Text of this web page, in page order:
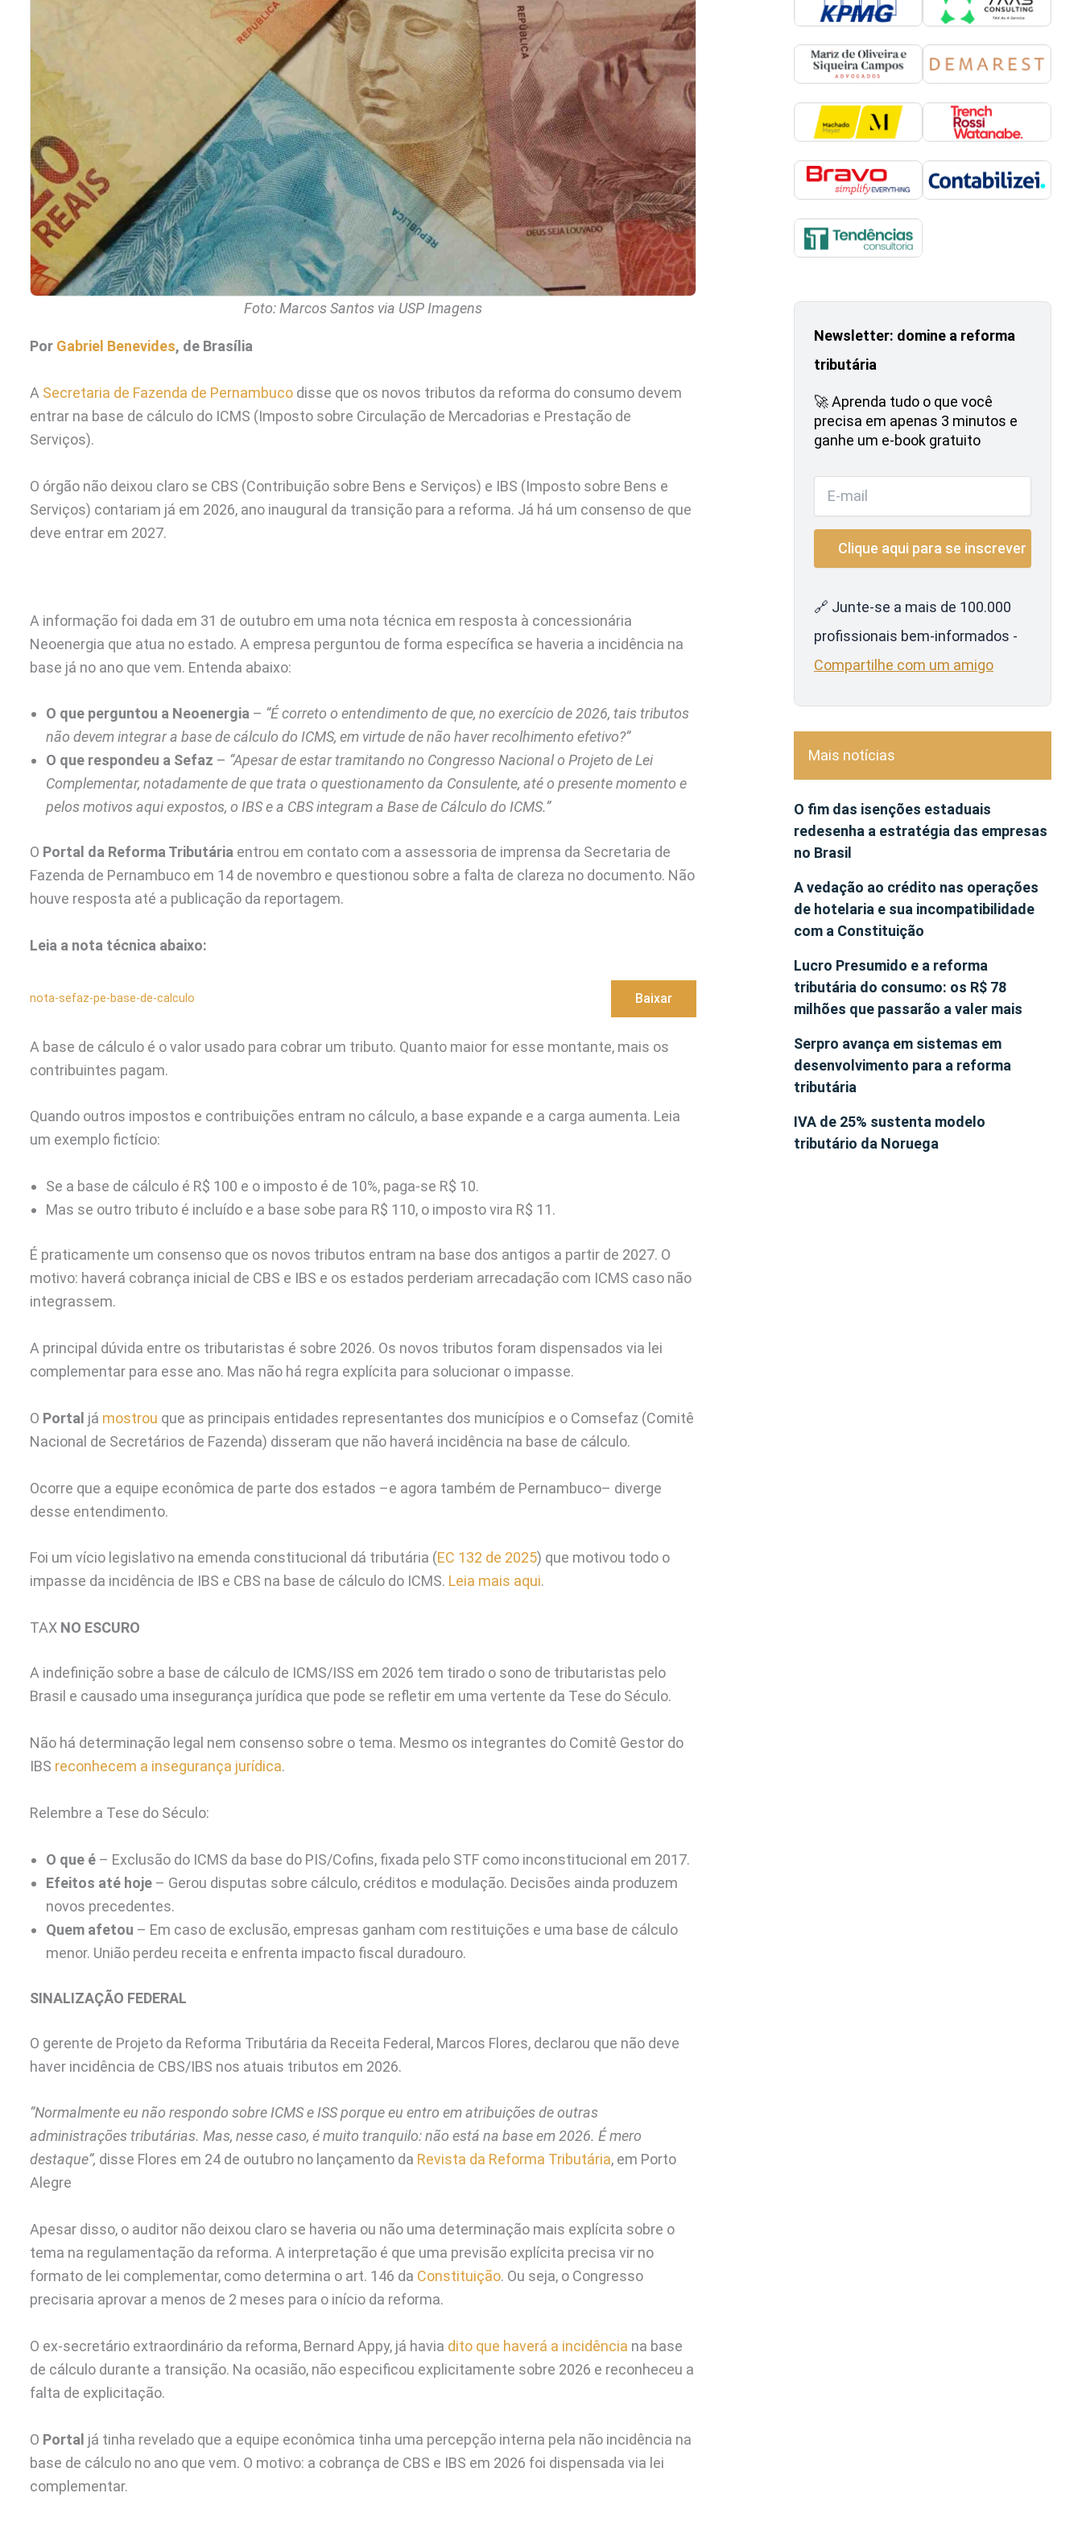
Foto: Marcos Santos via USP Imagens
Por Gabriel Benevides, de Brasília
A Secretaria de Fazenda de Pernambuco disse que os novos tributos da reforma do consumo devem
entrar na base de cálculo do ICMS (Imposto sobre Circulação de Mercadorias e Prestação de
Serviços).
O órgão não deixou claro se CBS (Contribuição sobre Bens e Serviços) e IBS (Imposto sobre Bens e
Serviços) contariam já em 2026, ano inaugural da transição para a reforma. Já há um consenso de que
deve entrar em 2027.
A informação foi dada em 31 de outubro em uma nota técnica em resposta à concessionária
Neoenergia que atua no estado. A empresa perguntou de forma específica se haveria a incidência na
base já no ano que vem. Entenda abaixo:
O que perguntou a Neoenergia – “É correto o entendimento de que, no exercício de 2026, tais tributos
não devem integrar a base de cálculo do ICMS, em virtude de não haver recolhimento efetivo?”
O que respondeu a Sefaz – “Apesar de estar tramitando no Congresso Nacional o Projeto de Lei
Complementar, notadamente de que trata o questionamento da Consulente, até o presente momento e
pelos motivos aqui expostos, o IBS e a CBS integram a Base de Cálculo do ICMS.”
O Portal da Reforma Tributária entrou em contato com a assessoria de imprensa da Secretaria de
Fazenda de Pernambuco em 14 de novembro e questionou sobre a falta de clareza no documento. Não
houve resposta até a publicação da reportagem.
Leia a nota técnica abaixo:
nota-sefaz-pe-base-de-calculo Baixar
A base de cálculo é o valor usado para cobrar um tributo. Quanto maior for esse montante, mais os
contribuintes pagam.
Quando outros impostos e contribuições entram no cálculo, a base expande e a carga aumenta. Leia
um exemplo fictício:
Se a base de cálculo é R$ 100 e o imposto é de 10%, paga-se R$ 10.
Mas se outro tributo é incluído e a base sobe para R$ 110, o imposto vira R$ 11.
É praticamente um consenso que os novos tributos entram na base dos antigos a partir de 2027. O
motivo: haverá cobrança inicial de CBS e IBS e os estados perderiam arrecadação com ICMS caso não
integrassem.
A principal dúvida entre os tributaristas é sobre 2026. Os novos tributos foram dispensados via lei
complementar para esse ano. Mas não há regra explícita para solucionar o impasse.
O Portal já mostrou que as principais entidades representantes dos municípios e o Comsefaz (Comitê
Nacional de Secretários de Fazenda) disseram que não haverá incidência na base de cálculo.
Ocorre que a equipe econômica de parte dos estados –e agora também de Pernambuco– diverge
desse entendimento.
Foi um vício legislativo na emenda constitucional dá tributária (EC 132 de 2025) que motivou todo o
impasse da incidência de IBS e CBS na base de cálculo do ICMS. Leia mais aqui.
TAX NO ESCURO
A indefinição sobre a base de cálculo de ICMS/ISS em 2026 tem tirado o sono de tributaristas pelo
Brasil e causado uma insegurança jurídica que pode se refletir em uma vertente da Tese do Século.
Não há determinação legal nem consenso sobre o tema. Mesmo os integrantes do Comitê Gestor do
IBS reconhecem a insegurança jurídica.
Relembre a Tese do Século:
O que é – Exclusão do ICMS da base do PIS/Cofins, fixada pelo STF como inconstitucional em 2017.
Efeitos até hoje – Gerou disputas sobre cálculo, créditos e modulação. Decisões ainda produzem
novos precedentes.
Quem afetou – Em caso de exclusão, empresas ganham com restituições e uma base de cálculo
menor. União perdeu receita e enfrenta impacto fiscal duradouro.
SINALIZAÇÃO FEDERAL
O gerente de Projeto da Reforma Tributária da Receita Federal, Marcos Flores, declarou que não deve
haver incidência de CBS/IBS nos atuais tributos em 2026.
“Normalmente eu não respondo sobre ICMS e ISS porque eu entro em atribuições de outras
administrações tributárias. Mas, nesse caso, é muito tranquilo: não está na base em 2026. É mero
destaque”, disse Flores em 24 de outubro no lançamento da Revista da Reforma Tributária, em Porto
Alegre
Apesar disso, o auditor não deixou claro se haveria ou não uma determinação mais explícita sobre o
tema na regulamentação da reforma. A interpretação é que uma previsão explícita precisa vir no
formato de lei complementar, como determina o art. 146 da Constituição. Ou seja, o Congresso
precisaria aprovar a menos de 2 meses para o início da reforma.
O ex-secretário extraordinário da reforma, Bernard Appy, já havia dito que haverá a incidência na base
de cálculo durante a transição. Na ocasião, não especificou explicitamente sobre 2026 e reconheceu a
falta de explicitação.
O Portal já tinha revelado que a equipe econômica tinha uma percepção interna pela não incidência na
base de cálculo no ano que vem. O motivo: a cobrança de CBS e IBS em 2026 foi dispensada via lei
complementar.
Newsletter: domine a reforma
tributária
🚀 Aprenda tudo o que você
precisa em apenas 3 minutos e
ganhe um e-book gratuito
🔗 Junte-se a mais de 100.000
profissionais bem-informados -
Compartilhe com um amigo
Mais notícias
O fim das isenções estaduais
redesenha a estratégia das empresas
no Brasil
A vedação ao crédito nas operações
de hotelaria e sua incompatibilidade
com a Constituição
Lucro Presumido e a reforma
tributária do consumo: os R$ 78
milhões que passarão a valer mais
Serpro avança em sistemas em
desenvolvimento para a reforma
tributária
IVA de 25% sustenta modelo
tributário da Noruega